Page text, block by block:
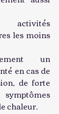
activités
les moins
un
en cas de
de forte
chaleur.